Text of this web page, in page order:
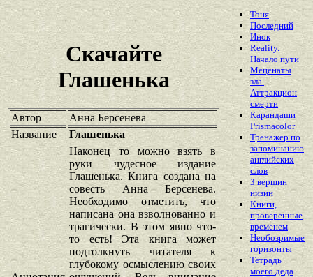
Скачайте
Глашенька
Автор
Анна Берсенева
Название
Глашенька
Наконец то можно взять в
руки чудесное издание
Глашенька. Книга создана на
совесть Анна Берсенева.
Необходимо отметить, что
написана она взволнованно и
трагически. В этом явно что-
то есть! Эта книга может
подтолкнуть читателя к
глубокому осмыслению своих
Тоня
Последний
Инок
Reality.
Начало пути
Меценаты
зла.
Аттракцион
смерти
Карандаши
Prismacolor
Тренажер по
запоминанию
английских
слов
З вершин
низин
Книги,
проверенные
временем
Необозримые
горизонты
Тетрадь
моего деда